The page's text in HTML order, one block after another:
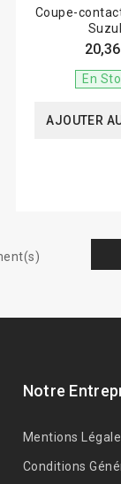
Coupe-
En
AJOUTER
Notre
Mentions
Conditions